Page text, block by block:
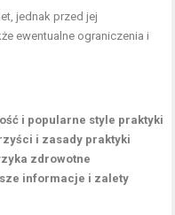
jednak przed jej
ewentualne ograniczenia i
i popularne style praktyki
i zasady praktyki
zdrowotne
informacje i zalety